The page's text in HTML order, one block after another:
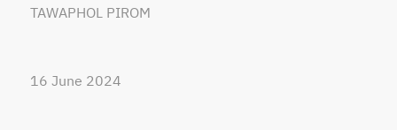
TAWAPHOL PIROM
16 June 2024